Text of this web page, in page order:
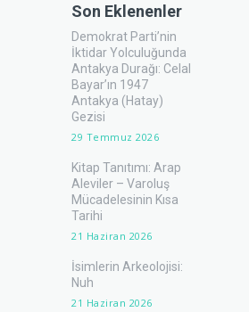
Son Eklenenler
Demokrat Parti’nin
İktidar Yolculuğunda
Antakya Durağı: Celal
Bayar’ın 1947
Antakya (Hatay)
Gezisi
29 Temmuz 2026
Kitap Tanıtımı: Arap
Aleviler – Varoluş
Mücadelesinin Kısa
Tarihi
21 Haziran 2026
İsimlerin Arkeolojisi:
Nuh
21 Haziran 2026